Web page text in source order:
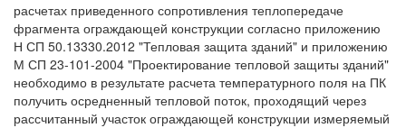
расчетах приведенного сопротивления теплопередаче
фрагмента ограждающей конструкции согласно приложению
Н СП 50.13330.2012 "Тепловая защита зданий" и приложению
М СП 23-101-2004 "Проектирование тепловой защиты зданий"
необходимо в результате расчета температурного поля на ПК
получить осредненный тепловой поток, проходящий через
рассчитанный участок ограждающей конструкции измеряемый